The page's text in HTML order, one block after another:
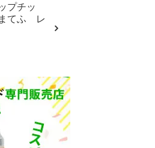
プチッ
てふ レ